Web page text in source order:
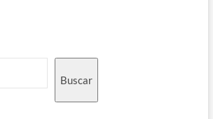
Buscar